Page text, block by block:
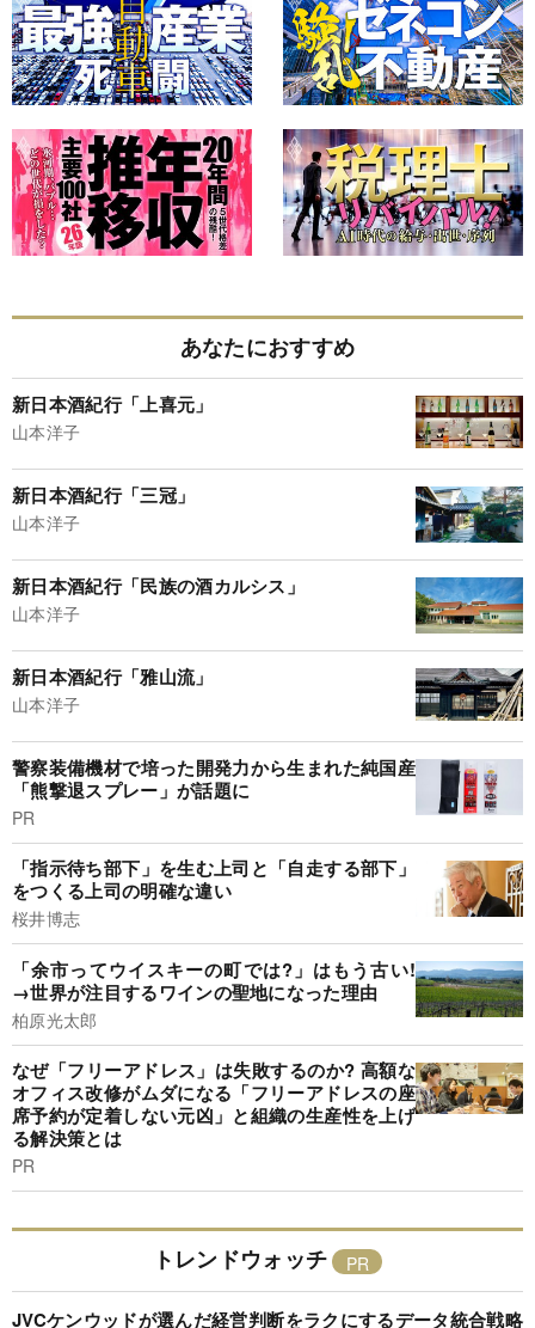
あなたにおすすめ
新日本酒紀行「上喜元」
山本洋子
新日本酒紀行「三冠」
山本洋子
新日本酒紀行「民族の酒カルシス」
山本洋子
新日本酒紀行「雅山流」
山本洋子
警察装備機材で培った開発力から生まれた純国産
「熊撃退スプレー」が話題に
PR
「指示待ち部下」を生む上司と「自走する部下」
をつくる上司の明確な違い
桜井博志
「余市ってウイスキーの町では?」はもう古い!
→世界が注目するワインの聖地になった理由
柏原光太郎
なぜ「フリーアドレス」は失敗するのか? 高額な
オフィス改修がムダになる「フリーアドレスの座
席予約が定着しない元凶」と組織の生産性を上げ
る解決策とは
PR
トレンドウォッチ
JVCケンウッドが選んだ経営判断をラクにするデータ統合戦略